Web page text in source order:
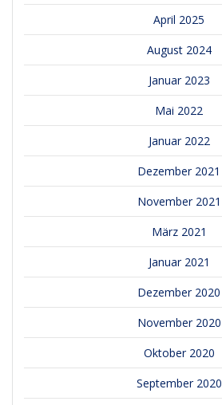
April 2025
August 2024
Januar 2023
Mai 2022
Januar 2022
Dezember 2021
November 2021
März 2021
Januar 2021
Dezember 2020
November 2020
Oktober 2020
September 2020